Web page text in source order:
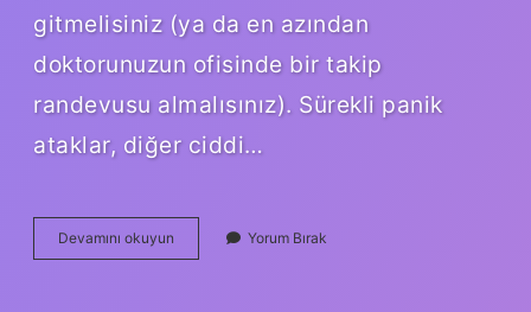
gitmelisiniz (ya da en azından
doktorunuzun ofisinde bir takip
randevusu almalısınız). Sürekli panik
ataklar, diğer ciddi…
Devamını okuyun Anksiyete
Krizi
Yorum Bırak